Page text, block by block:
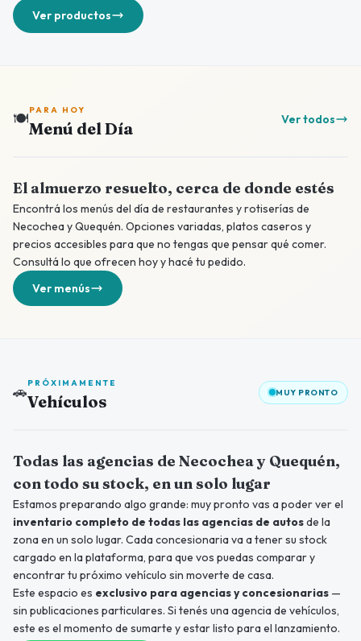
Ver productos
🍽️PARA HOY
Menú del Día Ver todos
El almuerzo resuelto, cerca de donde estés
Encontrá los menús del día de restaurantes y rotiserías de
Necochea y Quequén. Opciones variadas, platos caseros y
precios accesibles para que no tengas que pensar qué comer.
Consultá lo que ofrecen hoy y hacé tu pedido.
Ver menús
🚗PRÓXIMAMENTE
Vehículos MUY PRONTO
Próximamente
Todas las agencias de Necochea y Quequén,
con todo su stock, en un solo lugar
Estamos preparando algo grande: muy pronto vas a poder ver el
inventario completo de todas las agencias de autosde la
zona en un solo lugar. Cada concesionaria va a tener su stock
cargado en la plataforma, para que vos puedas comparar y
encontrar tu próximo vehículo sin moverte de casa.
Este espacio es exclusivo para agencias y concesionarias —
sin publicaciones particulares. Si tenés una agencia de vehículos,
este es el momento de sumarte y estar listo para el lanzamiento.